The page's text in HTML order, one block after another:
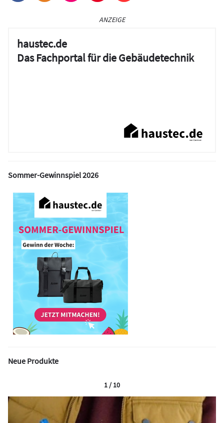
ANZEIGE
haustec.de
Das Fachportal für die Gebäudetechnik
Sommer-Gewinnspiel 2026
Neue Produkte
1 / 10